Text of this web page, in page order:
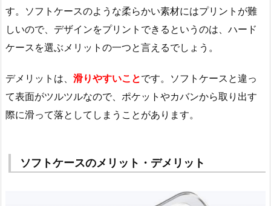
す。ソフトケースのような柔らかい素材にはプリントが難
しいので、デザインをプリントできるというのは、ハード
ケースを選ぶメリットの一つと言えるでしょう。
デメリットは、 滑りやすいことです。ソフトケースと違っ
て表面がツルツルなので、ポケットやカバンから取り出す
際に滑って落としてしまうことがあります。
ソフトケースのメリット・デメリット